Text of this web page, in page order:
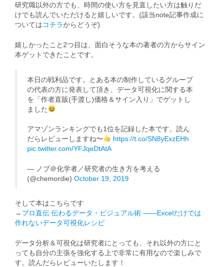
研究職以外の方でも、時間の使い方を見直したい方は触りだ
けでも読んでいただけると嬉しいです。(該当note記事作成に
ついてはコチラからどうぞ)
嬉しかったこと2つ目は、面白そうな本の著者の方からサイン
本ゲットできたことです。
本日の戦利品です。とある本の制作しているグループ
の代表の方に発表して頂き、データ可視化に関する本
を「作者直販(手渡し)価格＆サイン入り」でゲットし
ました
アマゾンランキングでも1位を記録した本です。読ん
だらレビューしますね〜
https://t.co/SN8yExzEHh
pic.twitter.com/YFJqeDtAtA
— ノブ＠化学者／研究者の生き方を考える
(@chemordie) October 19, 2019
そして本はこちらです
→ プロ直伝 伝わるデータ・ビジュアル術 ――Excelだけでは
作れないデータ可視化レシピ
データ分析＆可視化は研究者にとっても、それ以外の方にと
っても自分の主張を強化する上で非常に有用なので楽しみで
す。読んだらレビューいたします！